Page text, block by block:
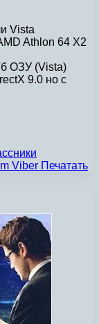
Vista
Athlon 64 X2
ОЗУ (Vista)
9.0 но с
Viber Печатать